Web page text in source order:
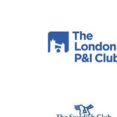
The London P&I Club
The Swedish Club